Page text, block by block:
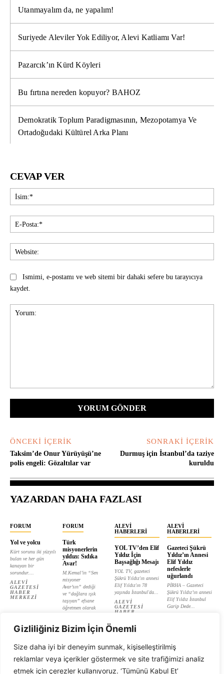
Gizliliğiniz Bizim İçin Önemli
Size daha iyi bir deneyim sunmak, kişiselleştirilmiş
reklamlar veya içerikler göstermek ve site trafiğimizi analiz
etmek için çerezler kullanıyoruz. ‘Tümünü Kabul Et’
Utanmayalım da, ne yapalım!
Suriyede Aleviler Yok Ediliyor, Alevi Katliamı Var!
Pazarcık’ın Kürd Köyleri
Bu fırtına nereden kopuyor? BAHOZ
Demokratik Toplum Paradigmasının, Mezopotamya Ve
Ortadoğudaki Kültürel Arka Planı
CEVAP VER
Ismimi, e-postamı ve web sitemi bir dahaki sefere bu tarayıcıya
kaydet.
ÖNCEKI İÇERIK
Taksim’de Onur Yürüyüşü’ne
polis engeli: Gözaltılar var
SONRAKI İÇERIK
Durmuş için İstanbul’da taziye
kuruldu
YAZARDAN DAHA FAZLASI
FORUM
Yol ve yolcu
Kürt sorunu iki yüzyılı
bulan ve her gün
kanayan bir
sorundur....
ALEVI
GAZETESI
HABER
MERKEZI
FORUM
Türk
misyonerlerin
yıldızı: Sıdıka
Avar!
M.Kemal’in “Sen
misyoner
Avar’sın” dediği
ve “dağlara ışık
taşıyan” efsane
öğretmen olarak
ALEVI
GAZETESI
ALEVI
HABERLERI
YOL TV’den Elif
Yıldız İçin
Başsağlığı Mesajı
YOL TV, gazeteci
Şükrü Yıldız'ın annesi
Elif Yıldız'ın 78
yaşında İstanbul'da...
ALEVI
GAZETESI
HABER
ALEVI
HABERLERI
Gazeteci Şükrü
Yıldız’ın Annesi
Elif Yıldız
nefeslerle
uğurlandı
PİRHA – Gazeteci
Şükrü Yıldız’ın annesi
Elif Yıldız İstanbul
Garip Dede...